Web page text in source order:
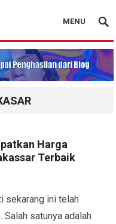
MENU
Harga
Terbaik
sekarang ini telah
Salah satunya adalah